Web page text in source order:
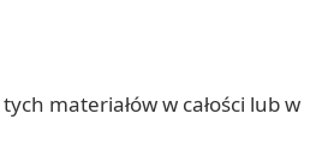
materiałów w całości lub w